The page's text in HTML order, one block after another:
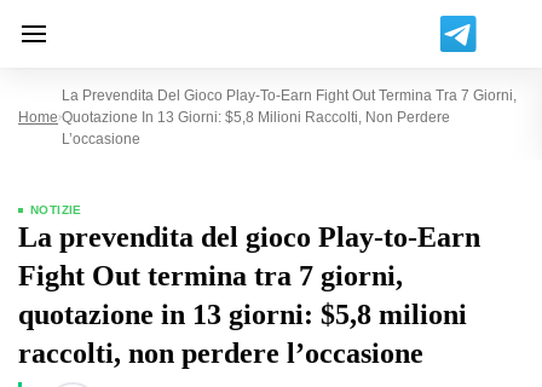
Home
La Prevendita Del Gioco Play-To-Earn Fight Out Termina Tra 7 Giorni,
Quotazione In 13 Giorni: $5,8 Milioni Raccolti, Non Perdere
L’occasione
NOTIZIE
La prevendita del gioco Play-to-Earn
Fight Out termina tra 7 giorni,
quotazione in 13 giorni: $5,8 milioni
raccolti, non perdere l’occasione